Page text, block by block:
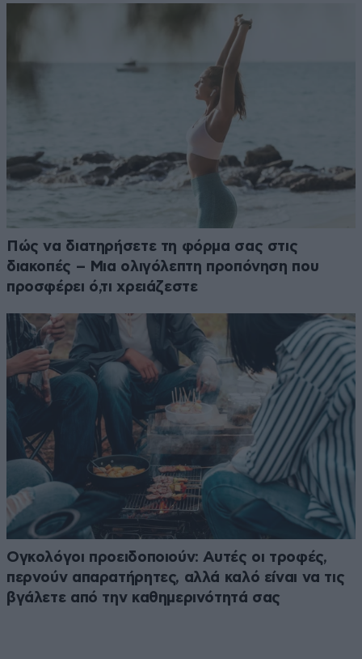
Πώς να διατηρήσετε τη φόρμα σας στις
διακοπές – Μια ολιγόλεπτη προπόνηση που
προσφέρει ό,τι χρειάζεστε
Ογκολόγοι προειδοποιούν: Αυτές οι τροφές,
περνούν απαρατήρητες, αλλά καλό είναι να τις
βγάλετε από την καθημερινότητά σας